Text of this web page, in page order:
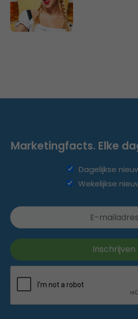
Marketingfacts. Elke
Dagelijkse
Wekelijkse